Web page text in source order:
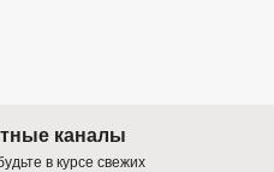
каналы
в курсе свежих